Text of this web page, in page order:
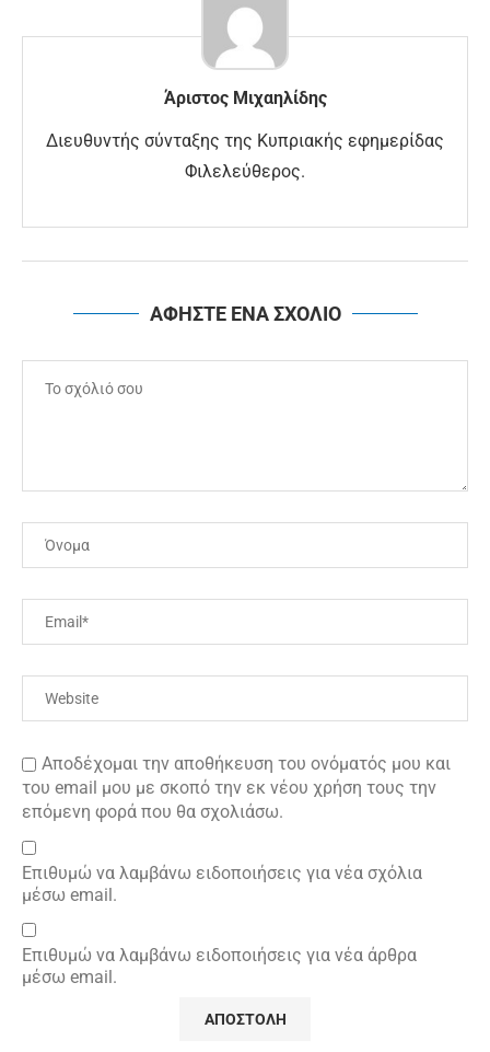
Άριστος Μιχαηλίδης
Διευθυντής σύνταξης της Κυπριακής εφημερίδας
Φιλελεύθερος.
ΑΦΗΣΤΕ ΕΝΑ ΣΧΟΛΙΟ
Αποδέχομαι την αποθήκευση του ονόματός μου και
του email μου με σκοπό την εκ νέου χρήση τους την
επόμενη φορά που θα σχολιάσω.
Επιθυμώ να λαμβάνω ειδοποιήσεις για νέα σχόλια
μέσω email.
Επιθυμώ να λαμβάνω ειδοποιήσεις για νέα άρθρα
μέσω email.